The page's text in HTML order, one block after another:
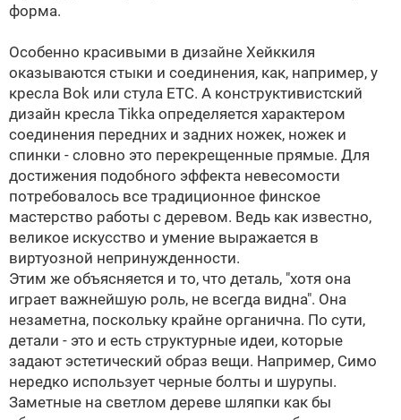
форма.
Особенно красивыми в дизайне Хейккиля
оказываются стыки и соединения, как, например, у
кресла Bok или стула ETC. А конструктивистский
дизайн кресла Tikka определяется характером
соединения передних и задних ножек, ножек и
спинки - словно это перекрещенные прямые. Для
достижения подобного эффекта невесомости
потребовалось все традиционное финское
мастерство работы с деревом. Ведь как известно,
великое искусство и умение выражается в
виртуозной непринужденности.
Этим же объясняется и то, что деталь, "хотя она
играет важнейшую роль, не всегда видна". Она
незаметна, поскольку крайне органична. По сути,
детали - это и есть структурные идеи, которые
задают эстетический образ вещи. Например, Симо
нередко использует черные болты и шурупы.
Заметные на светлом дереве шляпки как бы